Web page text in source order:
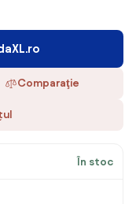
Comparaţie
În stoc